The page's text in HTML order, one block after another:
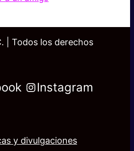
| Todos los derechos
Instagram
y divulgaciones